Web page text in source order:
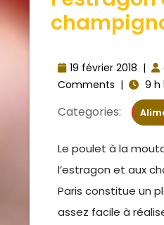
19 février 2018 |
Comments | 9 h
Categories:
Le poulet à la moutarde avec de
l’estragon et aux
Paris constitue un
assez facile à